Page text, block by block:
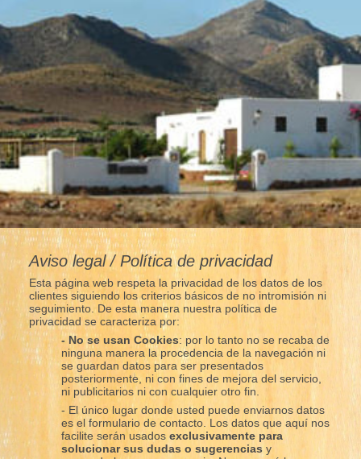
Aviso legal / Política de privacidad
Esta página web respeta la privacidad de los datos de los
clientes siguiendo los criterios básicos de no intromisión ni
seguimiento. De esta manera nuestra política de
privacidad se caracteriza por:
- No se usan Cookies: por lo tanto no se recaba de
ninguna manera la procedencia de la navegación ni
se guardan datos para ser presentados
posteriormente, ni con fines de mejora del servicio,
ni publicitarios ni con cualquier otro fin.
- El único lugar donde usted puede enviarnos datos
es el formulario de contacto. Los datos que aquí nos
facilite serán usados exclusivamente para
solucionar sus dudas o sugerenciasy